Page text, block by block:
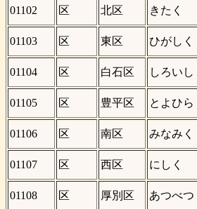
01102
区 北区 きたく
01103
区 東区 ひがしく
01104
区 白石区 しろいし
01105
区 豊平区 とよひら
01106
区 南区 みなみく
01107
区 西区 にしく
01108
区 厚別区 あつべつ